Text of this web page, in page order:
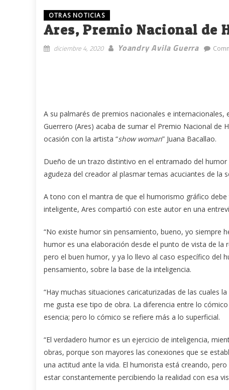
OTRAS NOTICIAS
Ares, Premio Nacional de
diciembre 4, 2020 Yoandry Avila Guerra
A su palmarés de premios nacionales e
Guerrero (Ares) acaba de sumar el Premio Nacional
ocasión con la artista “show woman” Juana Bacallao.
Dueño de un trazo distintivo en el entramado del
agudeza del creador al plasmar temas acuciantes de la
A tono con el mantra de que el humorismo gráfico
inteligente, Ares compartió con este autor en una
“No existe humor sin pensamiento, bueno, yo siempre
humor es una elaboración desde el punto de vista de la
pero el buen humor, y ya lo llevo al caso específico del
pensamiento, sobre la base de la inteligencia.
“Hay muchas situaciones caricaturizadas de las cuales
me gusta ese tipo de obra. La diferencia entre lo
esencia; pero lo cómico se refiere más a lo superficial.
“El verdadero humor es un ejercicio de inteligencia,
obras, porque son mayores las conexiones que se
una actitud ante la vida. El humorista está creando,
estar constantemente percibiendo la realidad con esa